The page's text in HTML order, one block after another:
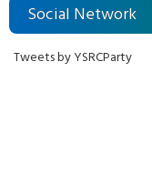
Social Network
Tweets by YSRCParty